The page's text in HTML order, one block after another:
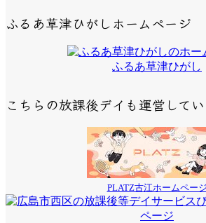
ふるあ草津ひがしホームページ
ふるあ草津ひがし
こちらの放課後デイも運営して
PLATZ古江ホームページ